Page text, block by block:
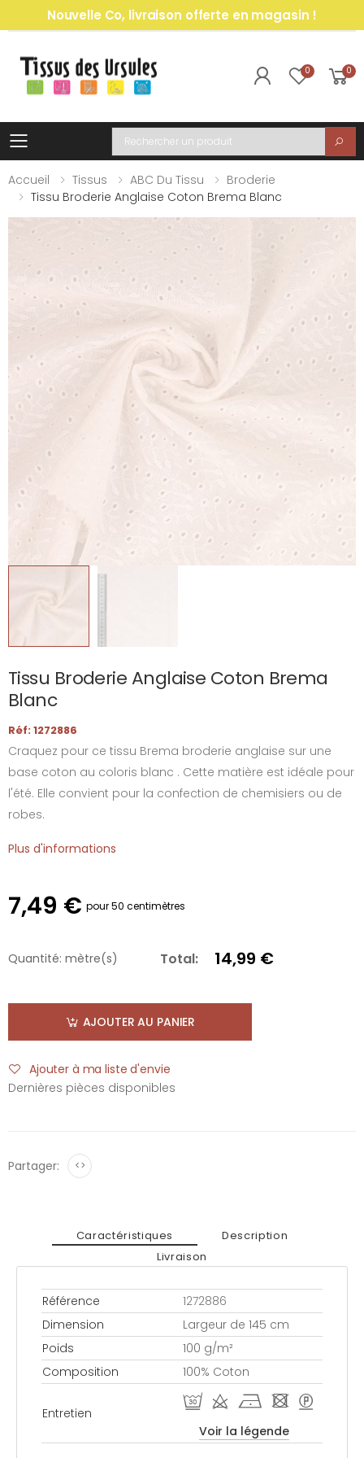
Nouvelle Co, livraison offerte en magasin !
0 0
Toggle mobile menu
Recherche
Accueil
Tissus ABC Du Tissu
Broderie
Tissu Broderie Anglaise Coton Brema Blanc
Tissu Broderie Anglaise Coton Brema
Blanc
Réf: 1272886
Craquez pour ce tissu Brema broderie anglaise sur une
base coton au coloris blanc . Cette matière est idéale pour
l'été. Elle convient pour la confection de chemisiers ou de
robes.
Plus d'informations
7,49 € pour 50 centimètres
Quantité: mètre(s) Total: 14,99 €
AJOUTER AU PANIER
Ajouter à ma liste d'envie
Dernières pièces disponibles
Partager: <>
Caractéristiques
Description
Livraison
Référence
1272886
Dimension
Largeur de 145 cm
Poids
100 g/m²
Composition
100% Coton
Entretien
R d h - >
Voir la légende